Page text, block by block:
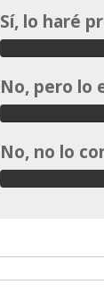
Sí, lo haré
No, pero lo
No, no lo